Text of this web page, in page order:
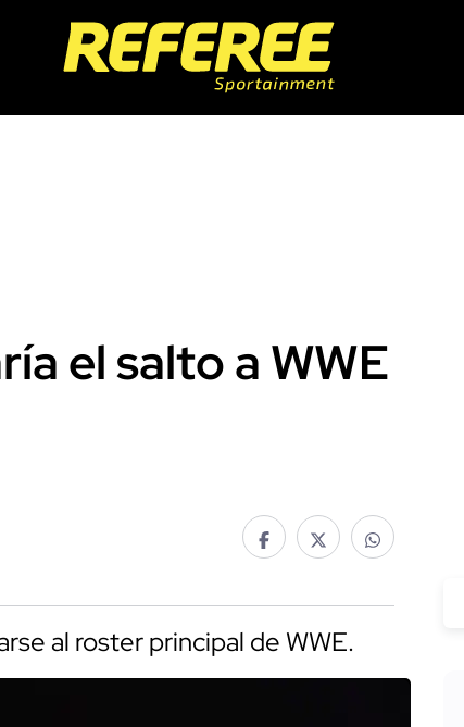
el salto a WWE
al roster principal de WWE.